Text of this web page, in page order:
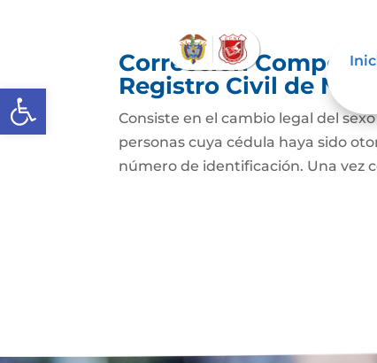
Abrir barra de herramientas
Corrección
Registro Civil de
Consiste en el cambio legal del
personas cuya cédula haya sido
número de identificación. Una vez